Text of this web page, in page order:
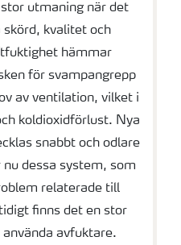
utmaning när det
kvalitet och
hämmar
för svampangrepp
av ventilation, vilket i
koldioxidförlust. Nya
snabbt och odlare
dessa system, som
relaterade till
finns det en stor
avfuktare.